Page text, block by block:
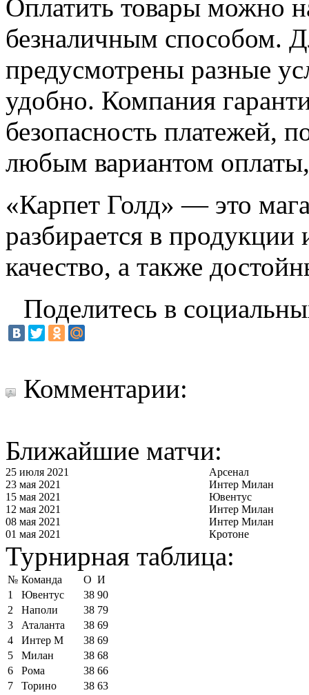
Оплатить товары можно
безналичным способом.
предусмотрены разные
удобно. Компания
безопасность платежей,
любым вариантом
«Карпет Голд» — это
разбирается в
качество, а также
Поделитесь в
Комментарии:
Ближайшие матчи:
25 июля 2021
Арсенал
23 мая 2021
Интер Милан
15 мая 2021
Ювентус
12 мая 2021
Интер Милан
08 мая 2021
Интер Милан
01 мая 2021
Кротоне
Турнирная таблица:
№ Команда О И
1
Ювентус 38 90
2
Наполи 38 79
3
Аталанта 38 69
4
Интер М 38 69
5
Милан 38 68
6
Рома 38 66
7
Торино 38 63